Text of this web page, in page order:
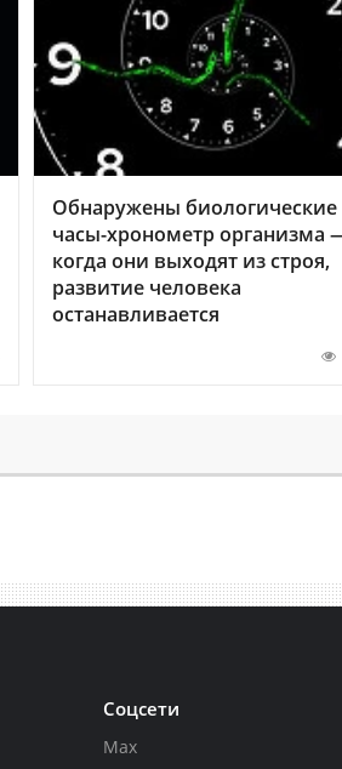
Обнаружены биологические
часы-хронометр организма
когда они выходят из строя,
развитие человека
останавливается
Соцсети
Max